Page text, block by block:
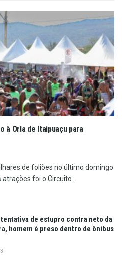
à Orla de Itaipuaçu para
de foliões no último domingo
foi o Circuito...
de estupro contra neto da
homem é preso dentro de ônibus